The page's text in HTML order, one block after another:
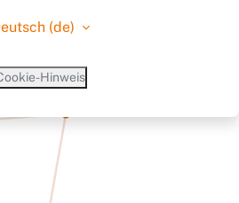
‎(de)‎
Hinweis